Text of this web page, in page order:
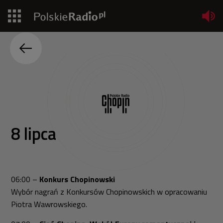
Jedynka
PR24
Kierowcy
8 lipca
06:00 – Konkurs Chopinowski
Wybór nagrań z Konkursów Chopinowskich w opracowaniu
Piotra Wawrowskiego.